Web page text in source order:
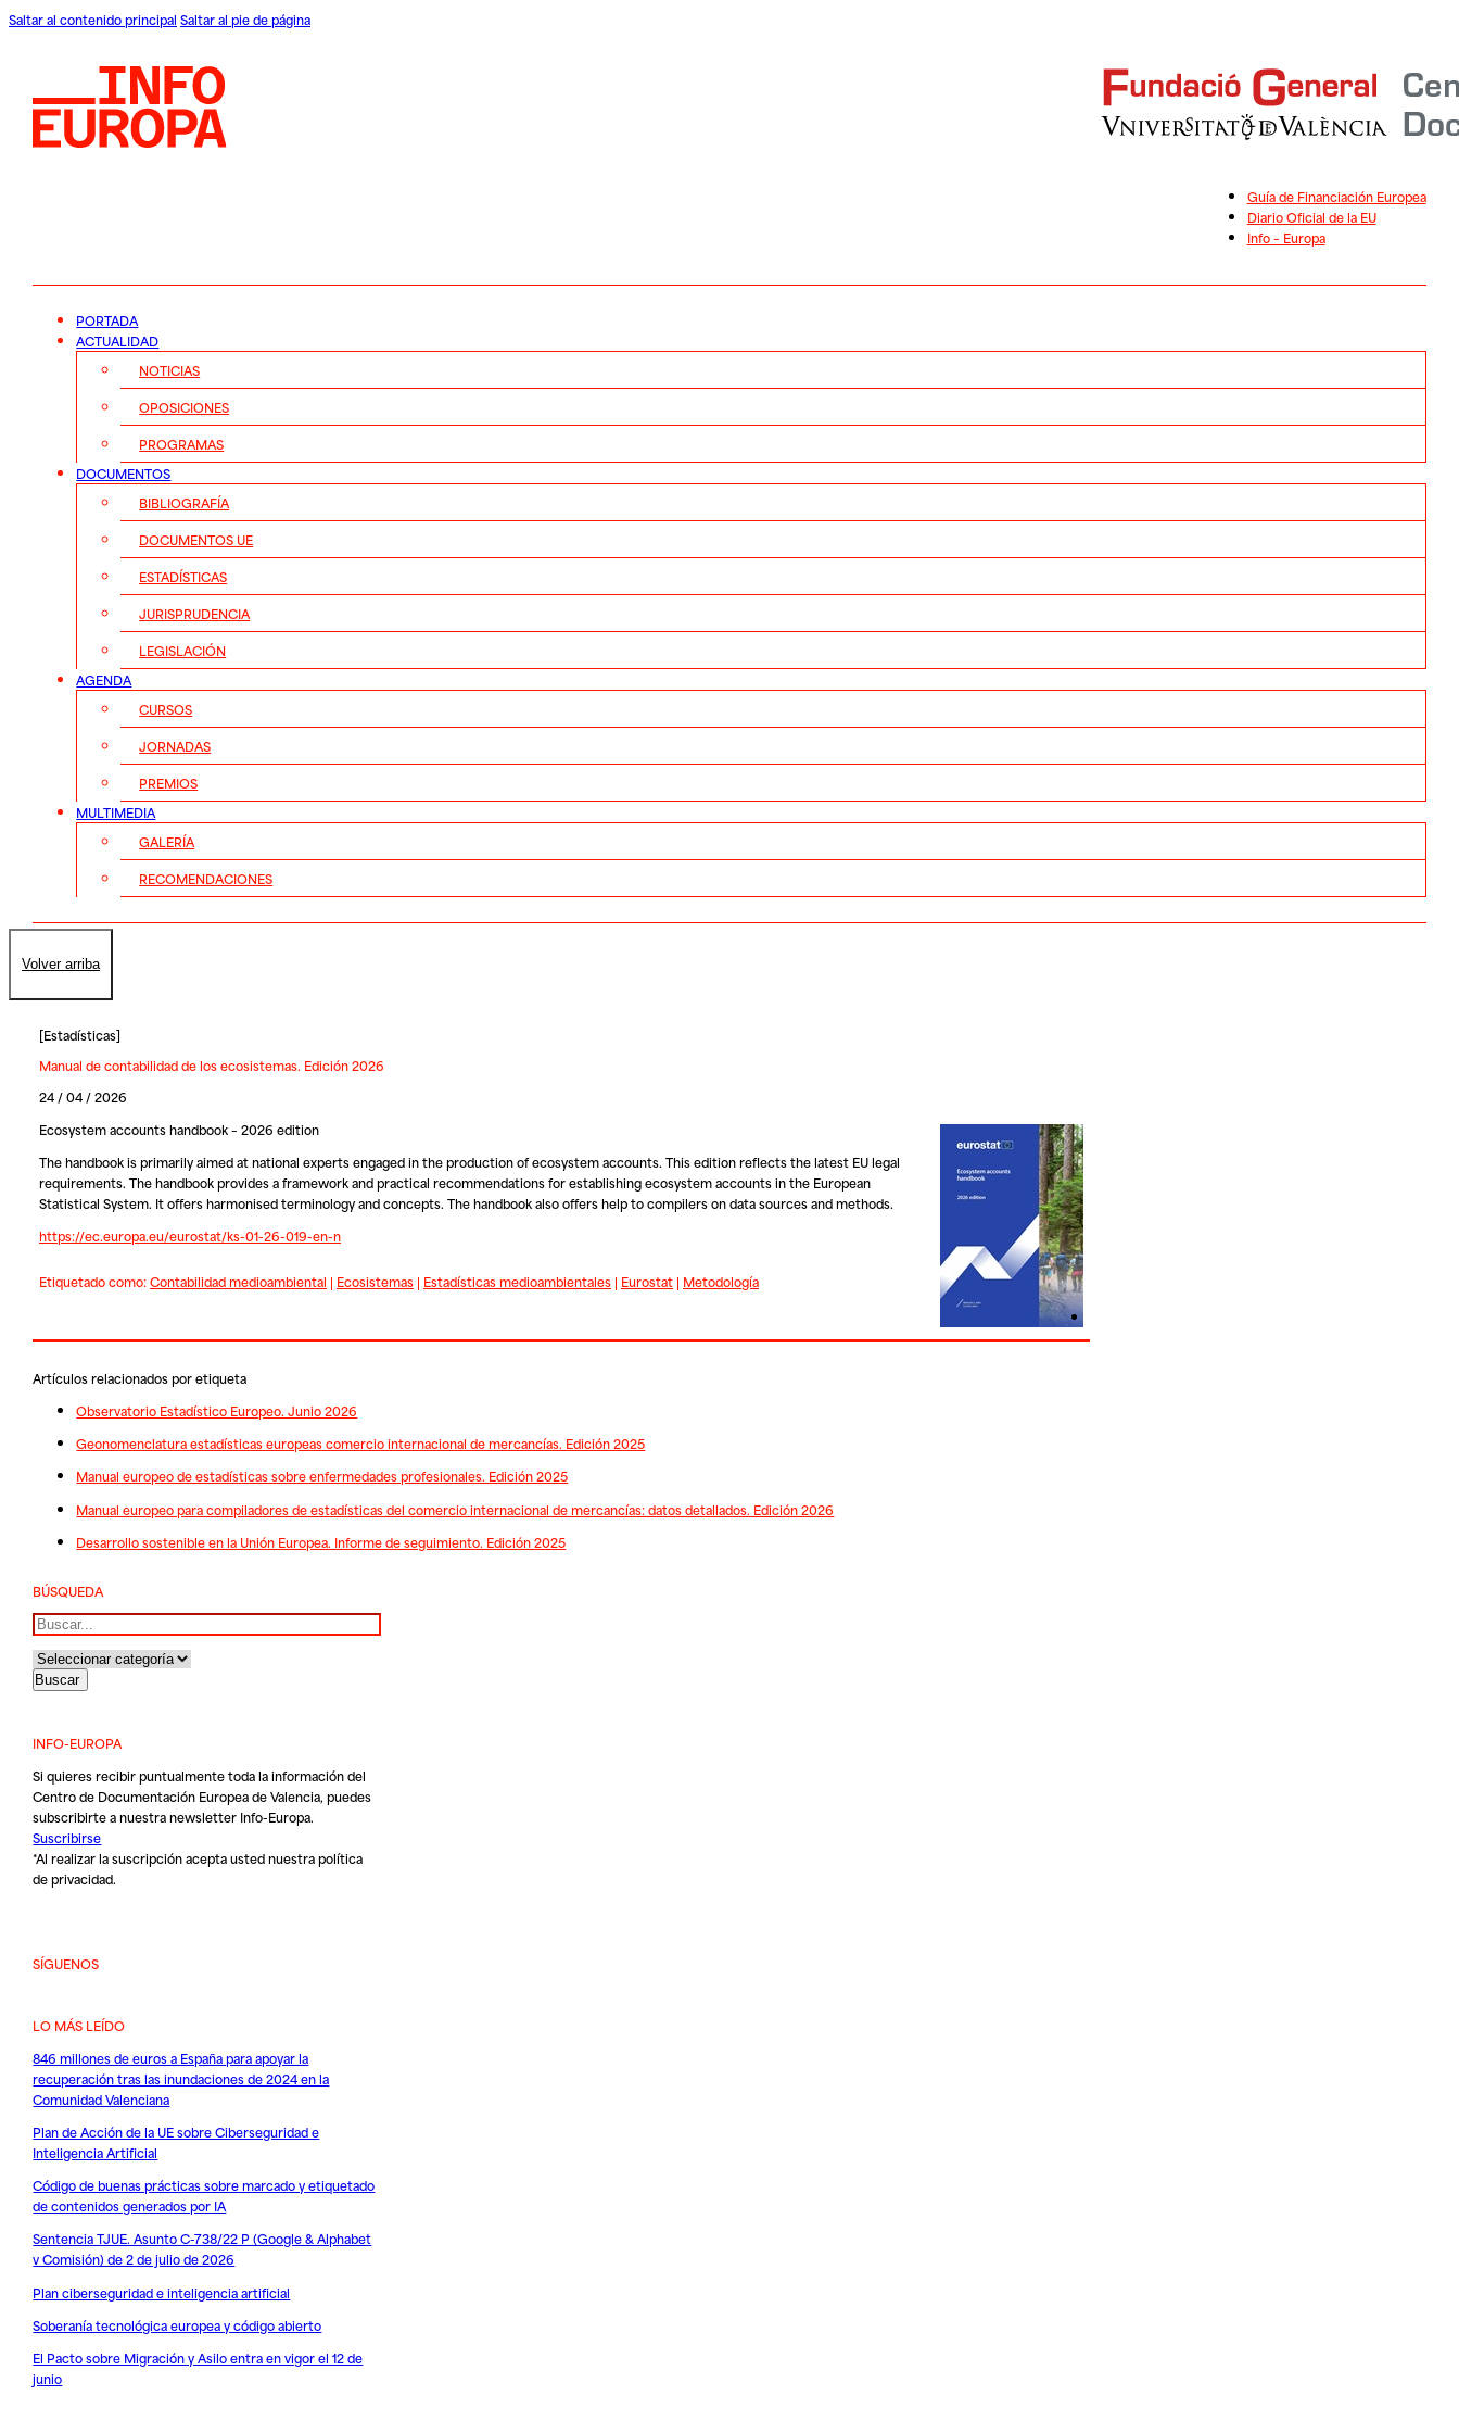
Saltar al contenido principal Saltar al pie de página
Guía de Financiación Europea
Diario Oficial de la EU
Info – Europa
PORTADA
ACTUALIDAD
NOTICIAS
OPOSICIONES
PROGRAMAS
DOCUMENTOS
BIBLIOGRAFÍA
DOCUMENTOS UE
ESTADÍSTICAS
JURISPRUDENCIA
LEGISLACIÓN
AGENDA
CURSOS
JORNADAS
PREMIOS
MULTIMEDIA
GALERÍA
RECOMENDACIONES
Volver arriba
[Estadísticas]
Manual de contabilidad de los ecosistemas. Edición 2026
24 / 04 / 2026
Ecosystem accounts handbook – 2026 edition
The handbook is primarily aimed at national experts engaged in the production of ecosystem accounts. This edition reflects the latest EU legal
requirements. The handbook provides a framework and practical recommendations for establishing ecosystem accounts in the European
Statistical System. It offers harmonised terminology and concepts. The handbook also offers help to compilers on data sources and methods.
https://ec.europa.eu/eurostat/ks-01-26-019-en-n
Etiquetado como:Contabilidad medioambiental | Ecosistemas| Estadísticas medioambientales| Eurostat| Metodología
Artículos relacionados por etiqueta
Observatorio Estadístico Europeo. Junio 2026
Geonomenclatura estadísticas europeas comercio internacional de mercancías. Edición 2025
Manual europeo de estadísticas sobre enfermedades profesionales. Edición 2025
Manual europeo para compiladores de estadísticas del comercio internacional de mercancías: datos detallados. Edición 2026
Desarrollo sostenible en la Unión Europea. Informe de seguimiento. Edición 2025
BÚSQUEDA
Buscar
INFO-EUROPA
Si quieres recibir puntualmente toda la información del
Centro de Documentación Europea de Valencia, puedes
subscribirte a nuestra newsletter Info-Europa.
Suscribirse
*Al realizar la suscripción acepta usted nuestrapolítica
de privacidad.
SÍGUENOS
LO MÁS LEÍDO
846 millones de euros a España para apoyar la
recuperación tras las inundaciones de 2024 en la
Comunidad Valenciana
Plan de Acción de la UE sobre Ciberseguridad e
Inteligencia Artificial
Código de buenas prácticas sobre marcado y etiquetado
de contenidos generados por IA
Sentencia TJUE. Asunto C-738/22 P (Google & Alphabet
v Comisión) de 2 de julio de 2026
Plan ciberseguridad e inteligencia artificial
Soberanía tecnológica europea y código abierto
El Pacto sobre Migración y Asilo entra en vigor el 12 de
junio